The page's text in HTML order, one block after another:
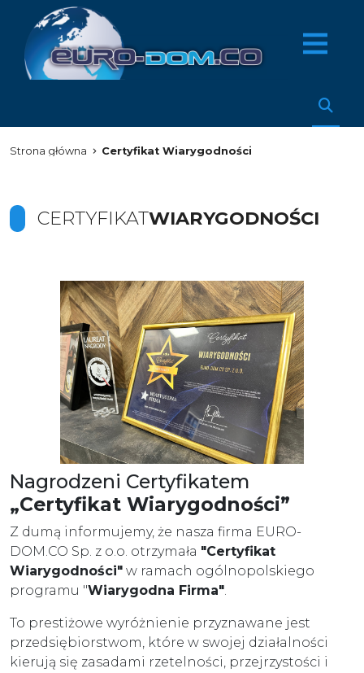
Strona główna Certyfikat Wiarygodności
CERTYFIKATWIARYGODNOŚCI
Nagrodzeni Certyfikatem
„Certyfikat Wiarygodności”
Z dumą informujemy, że nasza firma EURO-
DOM.CO Sp. z o.o. otrzymała "Certyfikat
Wiarygodności" w ramach ogólnopolskiego
programu "Wiarygodna Firma".
To prestiżowe wyróżnienie przyznawane jest
przedsiębiorstwom, które w swojej działalności
kierują się zasadami rzetelności, przejrzystości i